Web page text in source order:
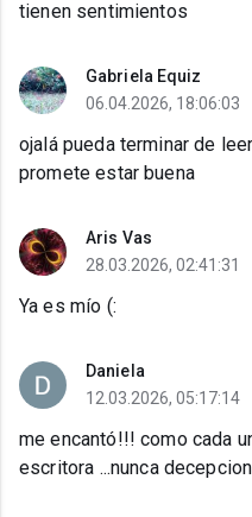
tienen sentimientos
Gabriela Equiz
06.04.2026, 18:06:03
ojalá pueda terminar de
promete estar buena
Aris Vas
28.03.2026, 02:41:31
Ya es mío (:
Daniela
12.03.2026, 05:17:14
me encantó!!! como cada
escritora ...nunca